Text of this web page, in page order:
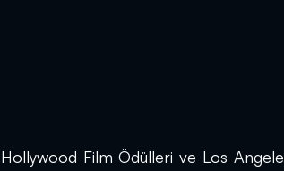
Film Ödülleri ve Los